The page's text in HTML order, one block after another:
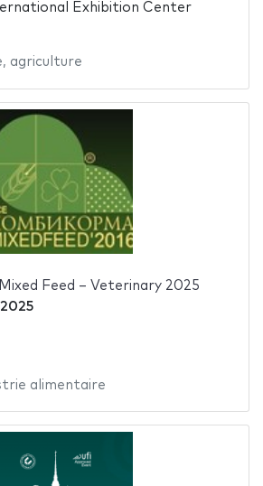
Exhibition Center
, agriculture
Feed – Veterinary 2025
alimentaire